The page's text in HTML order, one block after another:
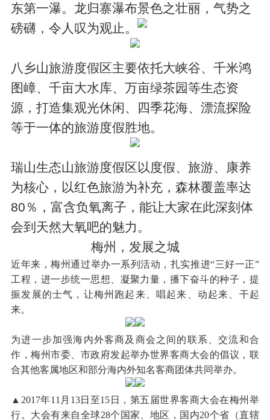
东第一瀑。龙归寨瀑布景色之壮丽，气势之
磅礴，令人叹为观止。
八乡山旅游度假区主要依托大峡谷、千米鸿
图嶂、千亩大水库、万亩绿茶园等生态资
源，打造集观光休闲、四季花海、漂流探险
等于一体的旅游度假胜地。
瑞山生态山旅游度假区以度假、旅游、康养
为核心，以红色旅游为补充，森林覆盖率达
80％，富含负氧离子，能让大家在此深刻体
会到天然大氧吧的魅力。
梅州，发展之城
近年来，梅州通过举办一系列活动，扎实推进“三好一正”
工程，进一步统一思想、凝聚力量，播下奋斗的种子，提
振发展的士气，让梅州跑起来、唱起来、动起来、干起
来。
为进一步加强海内外客商及商会之间的联系、交流和合
作，梅州市委、市政府发起举办世界客商大会的倡议，联
合其他客属地区和部分海内外知名客商团体共同举办。
▲2017年11月13日至15日，第五届世界客商大会在梅州举
行。大会有来自全球28个国家、地区，国内20个省（直辖